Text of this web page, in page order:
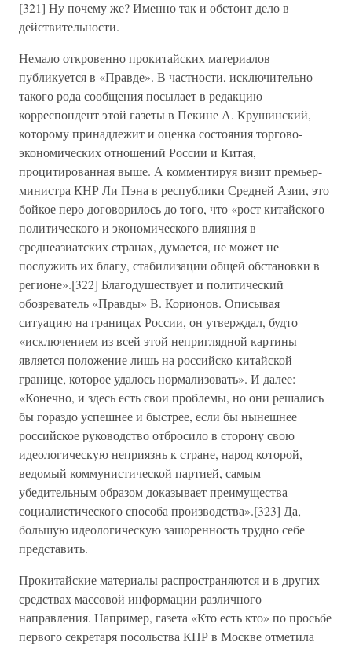
[321] Ну почему же? Именно так и обстоит дело в
действительности.
Немало откровенно прокитайских материалов
публикуется в «Правде». В частности, исключительно
такого рода сообщения посылает в редакцию
корреспондент этой газеты в Пекине А. Крушинский,
которому принадлежит и оценка состояния торгово-
экономических отношений России и Китая,
процитированная выше. А комментируя визит премьер-
министра КНР Ли Пэна в республики Средней Азии, это
бойкое перо договорилось до того, что «рост китайского
политического и экономического влияния в
среднеазиатских странах, думается, не может не
послужить их благу, стабилизации общей обстановки в
регионе».[322] Благодушествует и политический
обозреватель «Правды» В. Корионов. Описывая
ситуацию на границах России, он утверждал, будто
«исключением из всей этой неприглядной картины
является положение лишь на российско-китайской
границе, которое удалось нормализовать». И далее:
«Конечно, и здесь есть свои проблемы, но они решались
бы гораздо успешнее и быстрее, если бы нынешнее
российское руководство отбросило в сторону свою
идеологическую неприязнь к стране, народ которой,
ведомый коммунистической партией, самым
убедительным образом доказывает преимущества
социалистического способа производства».[323] Да,
большую идеологическую зашоренность трудно себе
представить.
Прокитайские материалы распространяются и в других
средствах массовой информации различного
направления. Например, газета «Кто есть кто» по просьбе
первого секретаря посольства КНР в Москве отметила